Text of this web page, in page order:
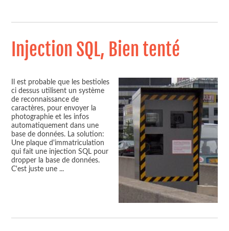
Injection SQL, Bien tenté
Il est probable que les bestioles
ci dessus utilisent un système
de reconnaissance de
caractères, pour envoyer la
photographie et les infos
automatiquement dans une
base de données. La solution:
Une plaque d'immatriculation
qui fait une injection SQL pour
dropper la base de données.
C'est juste une ...